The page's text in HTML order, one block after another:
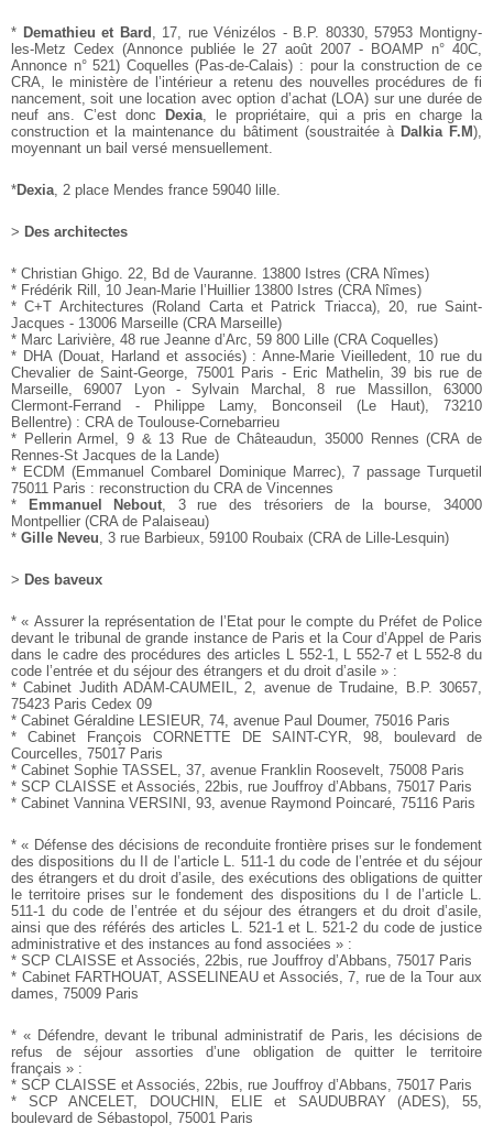
* Demathieu et Bard , 17, rue Vénizélos - B.P. 80330, 57953 Montigny-
les-Metz Cedex (Annonce publiée le 27 août 2007 - BOAMP n° 40C,
Annonce n° 521) Coquelles (Pas-de-Calais) : pour la construction de ce
CRA,
le ministère de l’intérieur a retenu des nouvelles procédures de fi
nancement, soit une location avec option d’achat (LOA) sur une durée de
neuf ans. C’est donc Dexia , le propriétaire,
qui a pris en charge la
construction et la maintenance du bâtiment(soustraitée à Dalkia F.M),
moyennant un bail versé mensuellement.
*Dexia , 2 place Mendes france 59040 lille.
> Des architectes
* Christian Ghigo. 22, Bd de Vauranne. 13800 Istres (CRA Nîmes)
* Frédérik Rill, 10 Jean-Marie l’Huillier 13800 Istres (CRA Nîmes)
* C+T Architectures (Roland Carta et Patrick Triacca), 20,
rue Saint-
Jacques - 13006 Marseille (CRA Marseille)
* Marc Larivière, 48 rue Jeanne d’Arc, 59 800 Lille (CRA Coquelles)
* DHA (Douat, Harland et associés) : Anne-Marie Vieilledent,
10 rue du
Chevalier de Saint-George, 75001 Paris - Eric Mathelin, 39 bis rue de
Marseille, 69007 Lyon - Sylvain Marchal,
8 rue Massillon, 63000
Clermont-Ferrand - Philippe Lamy, Bonconseil (Le Haut), 73210
Bellentre) : CRA de Toulouse-Cornebarrieu
* Pellerin Armel, 9 & 13 Rue de Châteaudun, 35000 Rennes (CRA de
Rennes-St Jacques de la Lande)
* ECDM (Emmanuel Combarel Dominique Marrec), 7passage Turquetil
75011 Paris : reconstruction du CRA de Vincennes
* Emmanuel Nebout , 3 rue des trésoriers de la bourse, 34000
Montpellier (CRA de Palaiseau)
* Gille Neveu , 3 rue Barbieux, 59100 Roubaix (CRA de Lille-Lesquin)
> Des baveux
* « Assurer la représentation de l’Etat pour le compte du Préfet de Police
devant le tribunal de grande instance de Paris et laCour d’Appel de Paris
dans le cadre des procédures des articles L 552-1, L 552-7 et L 552-8 du
code l’entrée et du séjour des étrangers et du droit d’asile » :
* Cabinet Judith ADAM-CAUMEIL, 2, avenue de Trudaine,
B.P. 30657,
75423 Paris Cedex 09
* Cabinet Géraldine LESIEUR, 74, avenue Paul Doumer, 75016 Paris
* Cabinet François CORNETTE DE SAINT-CYR, 98, boulevard de
Courcelles, 75017 Paris
* Cabinet Sophie TASSEL, 37, avenue Franklin Roosevelt, 75008 Paris
* SCP CLAISSE et Associés, 22bis, rue Jouffroy d’Abbans, 75017 Paris
* Cabinet Vannina VERSINI, 93, avenue Raymond Poincaré, 75116 Paris
* « Défense des décisions de reconduite frontière prises sur le fondement
des dispositions du II de l’article L. 511-1 ducode de l’entrée et du séjour
des étrangers et du droit d’asile, des exécutions des obligations de quitter
le territoire prises sur le fondement des dispositions du I de l’article L.
511-1 ducode de l’entrée et du séjour des étrangers et du droit d’asile,
ainsi que des référés des articles L. 521-1 et L. 521-2 du codede justice
administrative et des instances au fond associées » :
* SCP CLAISSE et Associés, 22bis, rue Jouffroy d’Abbans, 75017 Paris
* Cabinet FARTHOUAT, ASSELINEAU et Associés, 7, ruede la Tour aux
dames, 75009 Paris
* « Défendre, devant le tribunal administratif de Paris, les décisions de
refus de séjour assorties d’une obligation de quitterle territoire
français » :
* SCP CLAISSE et Associés, 22bis, rue Jouffroy d’Abbans, 75017 Paris
* SCP ANCELET, DOUCHIN, ELIE et SAUDUBRAY (ADES), 55,
boulevard de Sébastopol, 75001 Paris